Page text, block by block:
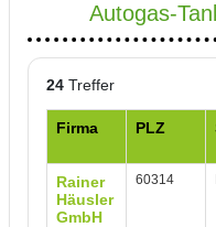
Autogas-
24 Treffer
Firma PLZ
Rainer
Häusler
GmbH
60314